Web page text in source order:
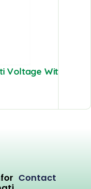
Voltage Wit
Contact